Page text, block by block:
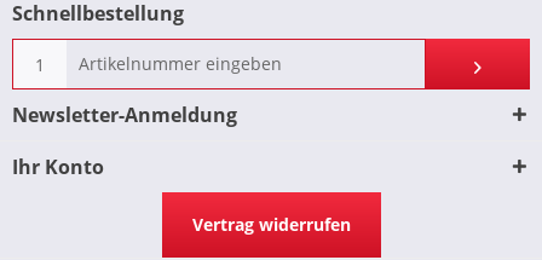
Schnellbestellung
Newsletter-Anmeldung
Ihr Konto
Vertrag widerrufen